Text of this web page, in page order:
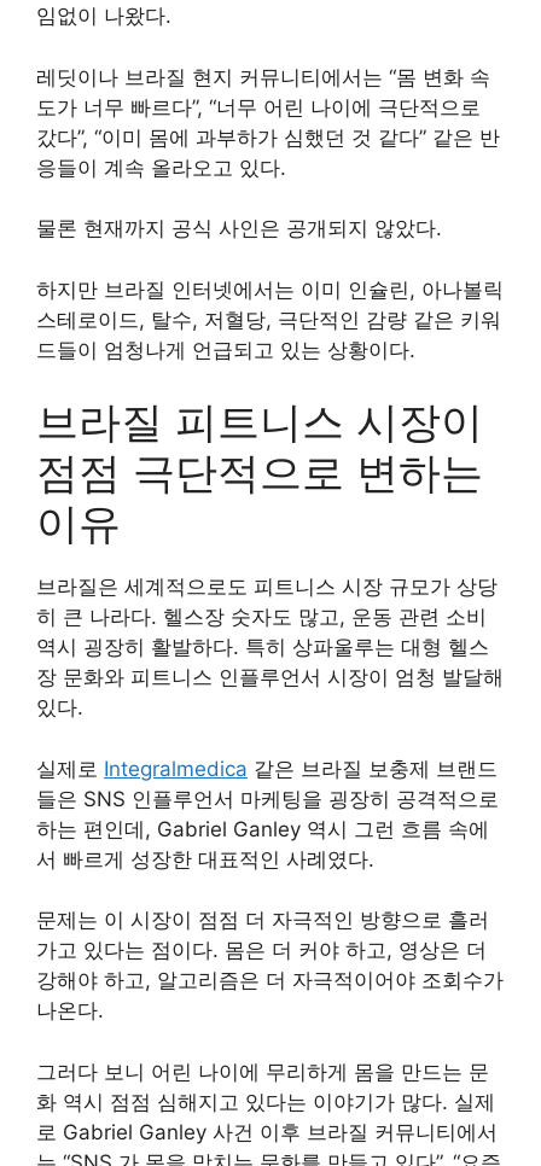
임없이 나왔다.
레딧이나 브라질 현지 커뮤니티에서는 “몸 변화 속
도가 너무 빠르다”, “너무 어린 나이에 극단적으로
갔다”, “이미 몸에 과부하가 심했던 것 같다” 같은 반
응들이 계속 올라오고 있다.
물론 현재까지 공식 사인은 공개되지 않았다.
하지만 브라질 인터넷에서는 이미 인슐린, 아나볼릭
스테로이드, 탈수, 저혈당, 극단적인 감량 같은 키워
드들이 엄청나게 언급되고 있는 상황이다.
브라질 피트니스 시장이
점점 극단적으로 변하는
이유
브라질은 세계적으로도 피트니스 시장 규모가 상당
히 큰 나라다. 헬스장 숫자도 많고, 운동 관련 소비
역시 굉장히 활발하다. 특히 상파울루는 대형 헬스
장 문화와 피트니스 인플루언서 시장이 엄청 발달해
있다.
실제로 Integralmedica 같은 브라질 보충제 브랜드
들은 SNS 인플루언서 마케팅을 굉장히 공격적으로
하는 편인데, Gabriel Ganley 역시 그런 흐름 속에
서 빠르게 성장한 대표적인 사례였다.
문제는 이 시장이 점점 더 자극적인 방향으로 흘러
가고 있다는 점이다. 몸은 더 커야 하고, 영상은 더
강해야 하고, 알고리즘은 더 자극적이어야 조회수가
나온다.
그러다 보니 어린 나이에 무리하게 몸을 만드는 문
화 역시 점점 심해지고 있다는 이야기가 많다. 실제
로 Gabriel Ganley 사건 이후 브라질 커뮤니티에서